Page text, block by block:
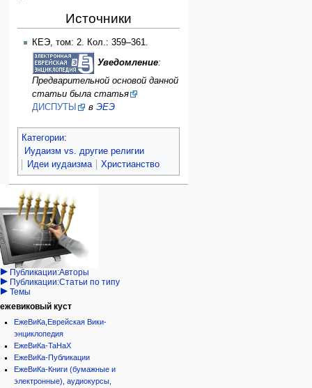
Источники
КЕЭ, том: 2. Кол.: 359–361.
Уведомление:
Предварительной основой данной
статьи была статья
ДИСПУТЫ
в ЭЕЭ
Категории:
Иудаизм vs. другие религии
Идеи иудаизма
Христианство
Навигация
персональные инструменты
войти
запрос
учётной
записи
категории
Израиль:Страна и
государство
Иудаизм
Народ
Проекты
Проекты/Участники/
дополнения
Публикации:Авторы
Публикации:Статьи по типу
Темы
ежевиковый куст
ЕжеВиКа,Еврейская Вики-
энциклопедия
ЕжеВиКа-ТаНаХ
ЕжеВиКа-Публикации
ЕжеВиКа-Книги (бумажные и
электронные), аудиокурсы,